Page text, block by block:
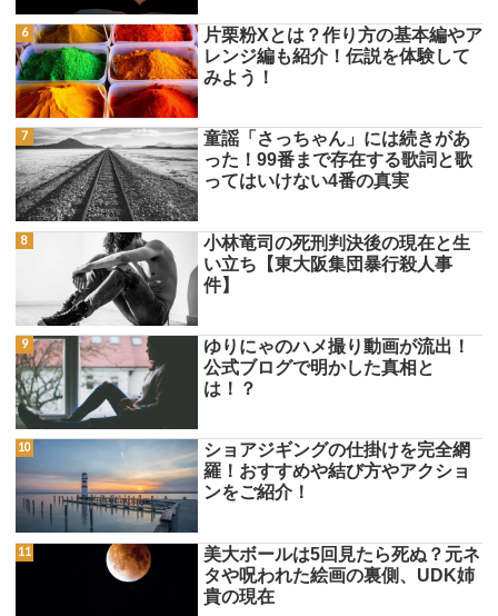
片栗粉Xとは？作り方の基本編やア
レンジ編も紹介！伝説を体験して
みよう！
童謡「さっちゃん」には続きがあ
った！99番まで存在する歌詞と歌
ってはいけない4番の真実
小林竜司の死刑判決後の現在と生
い立ち【東大阪集団暴行殺人事
件】
ゆりにゃのハメ撮り動画が流出！
公式ブログで明かした真相と
は！？
ショアジギングの仕掛けを完全網
羅！おすすめや結び方やアクショ
ンをご紹介！
美大ボールは5回見たら死ぬ？元ネ
タや呪われた絵画の裏側、UDK姉
貴の現在